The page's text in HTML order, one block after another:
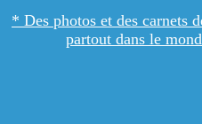
* Des photos et des carnets
partout dans le